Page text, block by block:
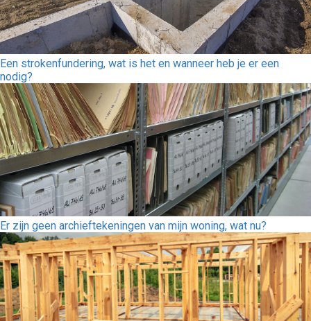
Een strokenfundering, wat is het en wanneer heb je er een
nodig?
Er zijn geen archieftekeningen van mijn woning, wat nu?